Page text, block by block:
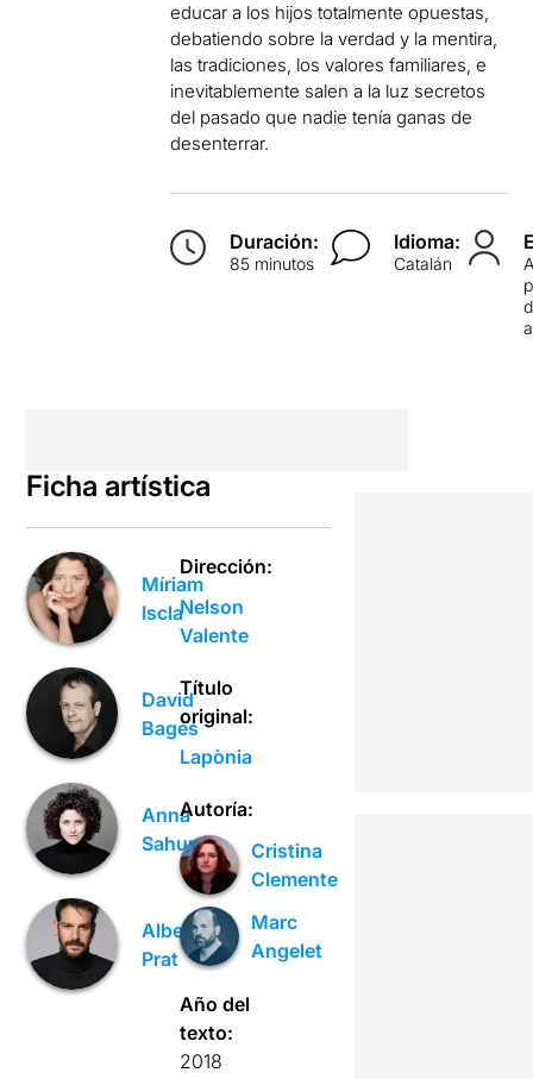
educar a los hijos totalmente opuestas,
debatiendo sobre la verdad y la mentira,
las tradiciones, los valores familiares, e
inevitablemente salen a la luz secretos
del pasado que nadie tenía ganas de
desenterrar.
Duración:
85 minutos
Idioma:
Catalán
Ficha artística
Míriam
Iscla
David
Bagés
Anna
Sahun
Albert
Prat
Dirección:
Nelson
Valente
Título
original:
Lapònia
Autoría:
Cristina
Clemente
Marc
Angelet
Año del
texto:
2018